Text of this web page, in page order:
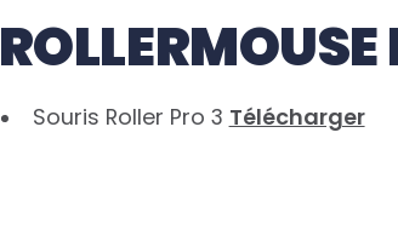
ROLLERMOUSE
Souris Roller Pro 3 Télécharger